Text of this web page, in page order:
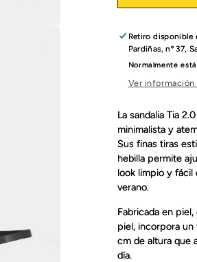
Retiro disponible
Pardiñas, nº 37,
Normalmente
Ver información
La sandalia Tia
minimalista y
Sus finas tiras
hebilla permite
look limpio y fácil
verano.
Fabricada en
piel, incorpora un
cm de altura que
día.